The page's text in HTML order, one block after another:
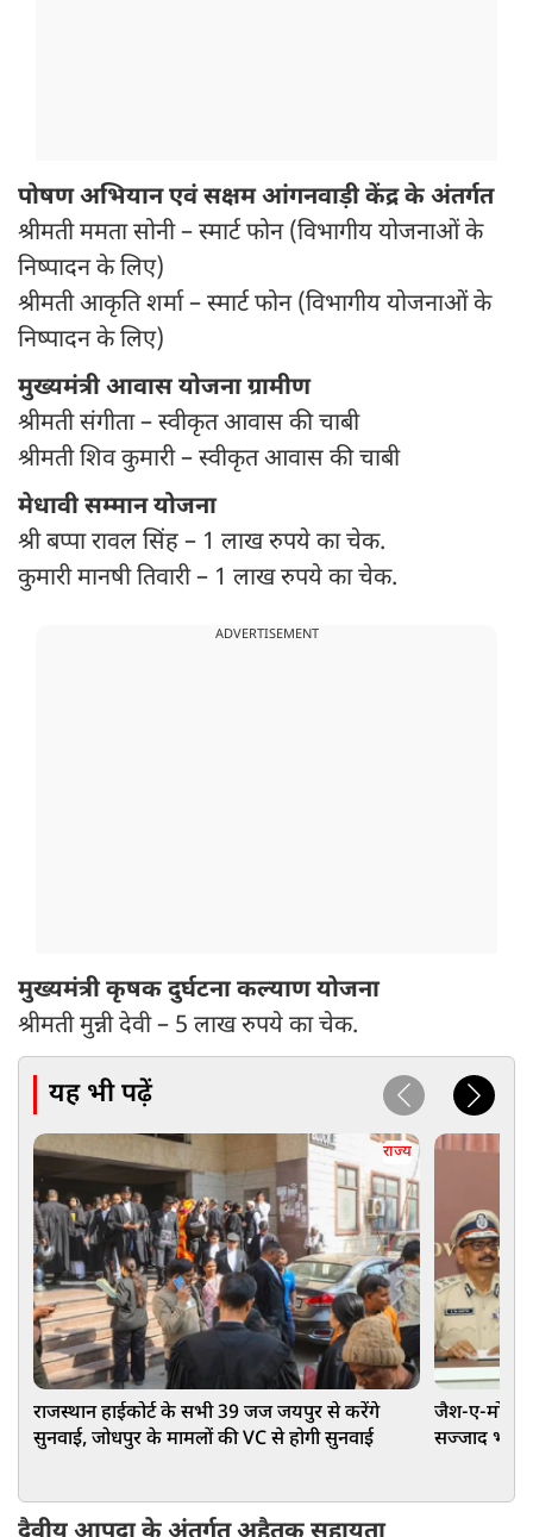
पोषण अभियान एवं सक्षम आंगनवाड़ी केंद्र के अंतर्गत
श्रीमती ममता सोनी – स्मार्ट फोन (विभागीय योजनाओं के
निष्पादन के लिए)
श्रीमती आकृति शर्मा – स्मार्ट फोन (विभागीय योजनाओं के
निष्पादन के लिए)
मुख्यमंत्री आवास योजना ग्रामीण
श्रीमती संगीता – स्वीकृत आवास की चाबी
श्रीमती शिव कुमारी – स्वीकृत आवास की चाबी
मेधावी सम्मान योजना
श्री बप्पा रावल सिंह – 1 लाख रुपये का चेक.
कुमारी मानषी तिवारी – 1 लाख रुपये का चेक.
ADVERTISEMENT
मुख्यमंत्री कृषक दुर्घटना कल्याण योजना
श्रीमती मुन्नी देवी – 5 लाख रुपये का चेक.
यह भी पढ़ें
राज्य
राजस्थान हाईकोर्ट के सभी 39 जज जयपुर से करेंगे
सुनवाई, जोधपुर के मामलों की VC से होगी सुनवाई
जैश-ए-
सज्जाद भट